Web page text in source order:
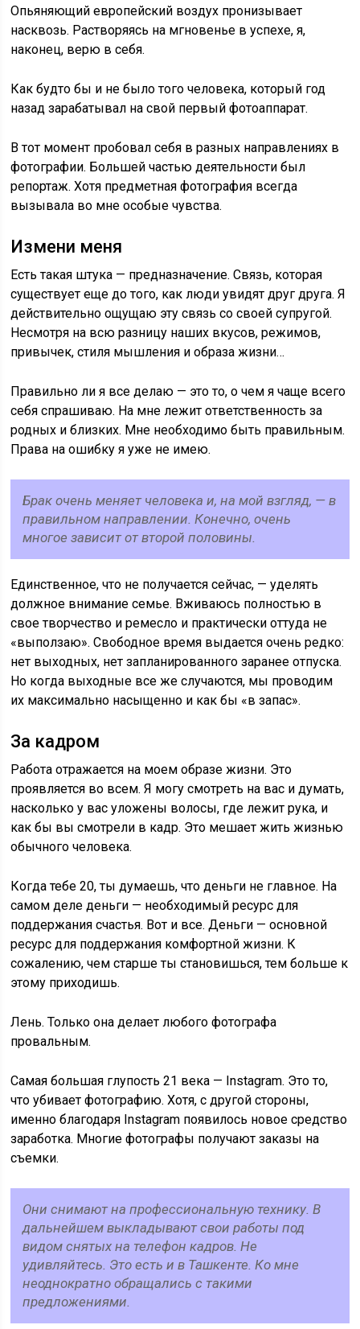
Опьяняющий европейский воздух пронизывает
насквозь. Растворяясь на мгновенье в успехе, я,
наконец, верю в себя.
Как будто бы и не было того человека, который год
назад зарабатывал на свой первый фотоаппарат.
В тот момент пробовал себя в разных направлениях в
фотографии. Большей частью деятельности был
репортаж. Хотя предметная фотография всегда
вызывала во мне особые чувства.
Измени меня
Есть такая штука — предназначение. Связь, которая
существует еще до того, как люди увидят друг друга. Я
действительно ощущаю эту связь со своей супругой.
Несмотря на всю разницу наших вкусов, режимов,
привычек, стиля мышления и образа жизни…
Правильно ли я все делаю — это то, о чем я чаще всего
себя спрашиваю. На мне лежит ответственность за
родных и близких. Мне необходимо быть правильным.
Права на ошибку я уже не имею.
Брак очень меняет человека и, на мой взгляд, — в
правильном направлении. Конечно, очень
многое зависит от второй половины.
Единственное, что не получается сейчас, — уделять
должное внимание семье. Вживаюсь полностью в
свое творчество и ремесло и практически оттуда не
«выползаю». Свободное время выдается очень редко:
нет выходных, нет запланированного заранее отпуска.
Но когда выходные все же случаются, мы проводим
их максимально насыщенно и как бы «в запас».
За кадром
Работа отражается на моем образе жизни. Это
проявляется во всем. Я могу смотреть на вас и думать,
насколько у вас уложены волосы, где лежит рука, и
как бы вы смотрели в кадр. Это мешает жить жизнью
обычного человека.
Когда тебе 20, ты думаешь, что деньги не главное. На
самом деле деньги — необходимый ресурс для
поддержания счастья. Вот и все. Деньги — основной
ресурс для поддержания комфортной жизни. К
сожалению, чем старше ты становишься, тем больше к
этому приходишь.
Лень. Только она делает любого фотографа
провальным.
Самая большая глупость 21 века — Instagram. Это то,
что убивает фотографию. Хотя, с другой стороны,
именно благодаря Instagram появилось новое средство
заработка. Многие фотографы получают заказы на
съемки.
Они снимают на профессиональную технику. В
дальнейшем выкладывают свои работы под
видом снятых на телефон кадров. Не
удивляйтесь. Это есть и в Ташкенте. Ко мне
неоднократно обращались с такими
предложениями.